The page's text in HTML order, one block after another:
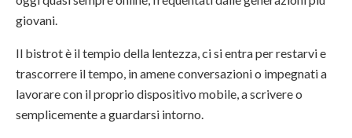
giovani.
Il bistrot è il tempio della lentezza, ci si entra per restarvi e
trascorrere il tempo, in amene conversazioni o impegnati a
lavorare con il proprio dispositivo mobile, a scrivere o
semplicemente a guardarsi intorno.